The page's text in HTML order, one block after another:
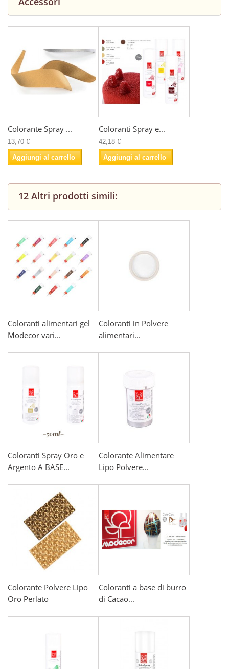
Colorante Spray ...
13,70 €
Aggiungi al carrello
Coloranti Spray e...
42,18 €
Aggiungi al carrello
12 Altri prodotti simili:
Coloranti alimentari gel
Modecor vari...
Coloranti in Polvere
alimentari...
Coloranti Spray Oro e
Argento A BASE...
Colorante Alimentare
Lipo Polvere...
Colorante Polvere Lipo
Oro Perlato
Coloranti a base di burro
di Cacao...